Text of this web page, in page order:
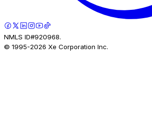
NMLS ID#920968.
© 1995-2026 Xe Corporation Inc.